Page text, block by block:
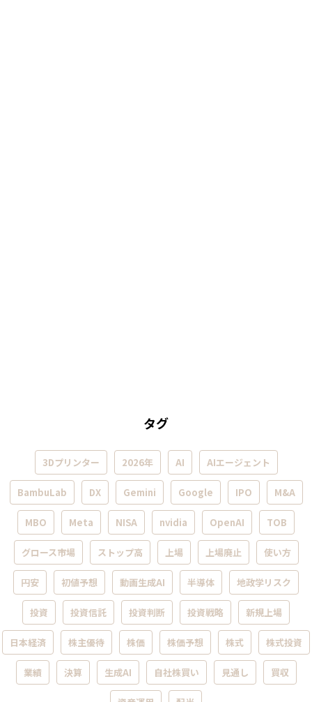
タグ
3Dプリンター 2026年 AI AIエージェント
BambuLab DX Gemini Google IPO M&A
MBO Meta NISA nvidia OpenAI TOB
グロース市場 ストップ高 上場 上場廃止 使い方
円安 初値予想 動画生成AI 半導体 地政学リスク
投資 投資信託 投資判断 投資戦略 新規上場
日本経済 株主優待 株価 株価予想 株式 株式投資
業績 決算 生成AI 自社株買い 見通し 買収